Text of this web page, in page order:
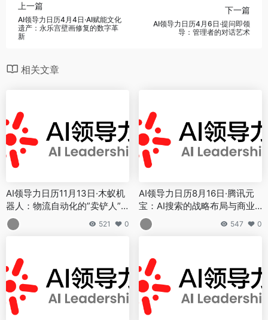
上一篇
AI领导力日历4月4日·AI赋能文化
遗产：永乐宫壁画修复的数字革
新
下一篇
AI领导力日历4月6日·提问即领
导：管理者的对话艺术
相关文章
AI领导力日历11月13日·木蚁机
器人：物流自动化的”卖铲人”
与新质生产力
521 0
AI领导力日历8月16日·腾讯元
宝：AI搜索的战略布局与商业
价值
547 0